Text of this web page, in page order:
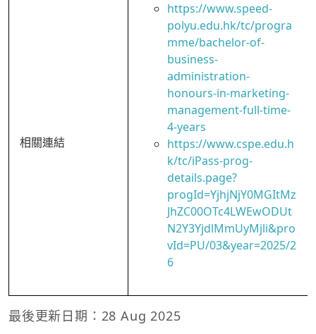
相關連結
https://www.speed-
polyu.edu.hk/tc/progra
mme/bachelor-of-
business-
administration-
honours-in-marketing-
management-full-time-
4-years
https://www.cspe.edu.h
k/tc/iPass-prog-
details.page?
progId=YjhjNjY0MGItMz
JhZC00OTc4LWEwODUt
N2Y3YjdlMmUyMjli&pro
vId=PU/03&year=2025/2
6
最後更新日期：28 Aug 2025